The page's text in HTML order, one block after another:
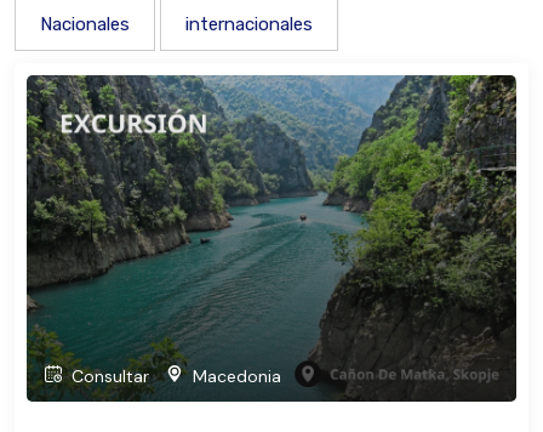
Nacionales internacionales
Consultar Macedonia